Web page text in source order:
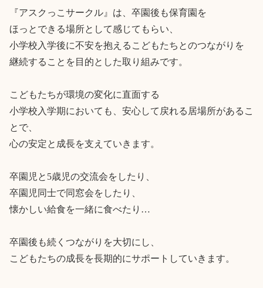
『アスクっこサークル』は、卒園後も保育園を
ほっとできる場所として感じてもらい、
小学校入学後に不安を抱えるこどもたちとのつながりを
継続することを目的とした取り組みです。
こどもたちが環境の変化に直面する
小学校入学期においても、安心して戻れる居場所があるこ
とで、
心の安定と成長を支えていきます。
卒園児と5歳児の交流会をしたり、
卒園児同士で同窓会をしたり、
懐かしい給食を一緒に食べたり…
卒園後も続くつながりを大切にし、
こどもたちの成長を長期的にサポートしていきます。